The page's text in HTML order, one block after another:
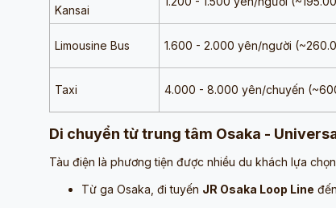
Kansai
Limousine Bus 1.600 - 2.000 yên/người
Taxi 4.000 - 8.000 yên/chuyến
Di chuyển từ trung tâm Osaka -
Tàu điện là phương tiện được nhiều du khách lựa
Từ ga Osaka, đi tuyến JR Osaka Loop Line